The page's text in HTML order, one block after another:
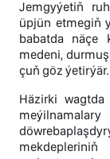
Jemgyýetiň
üpjün etmegiň
babatda näçe
medeni,
çuň göz ýetirýär.
Häzirki